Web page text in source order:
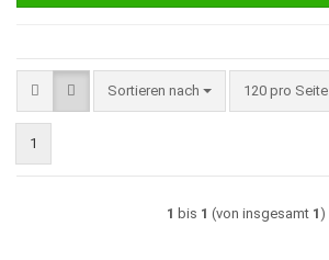
Sortieren nach
Sortieren nach 120 pro Seite
pro Seite
1
1 bis 1 (von insgesamt 1)